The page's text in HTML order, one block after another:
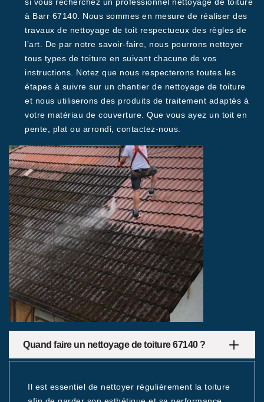
à Barr 67140. Nous sommes en mesure de réaliser des
travaux de nettoyage de toit respectueux des règles de
l’art. De par notre savoir-faire, nous pourrons nettoyer
tous types de toiture en suivant chacune de vos
instructions. Notez que nous respecterons toutes les
étapes à suivre sur un chantier de nettoyage de toiture
et nous utiliserons des produits de traitement adaptés à
votre matériau de couverture. Que vous ayez un toit en
pente, plat ou arrondi, contactez-nous.
Quand faire un nettoyage de toiture 67140 ?
Il est essentiel de nettoyer régulièrement la toiture